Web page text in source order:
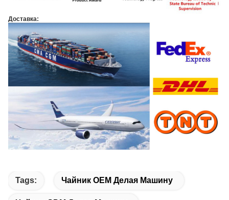
Доставка:
Tags: Чайник OEM Делая Машину